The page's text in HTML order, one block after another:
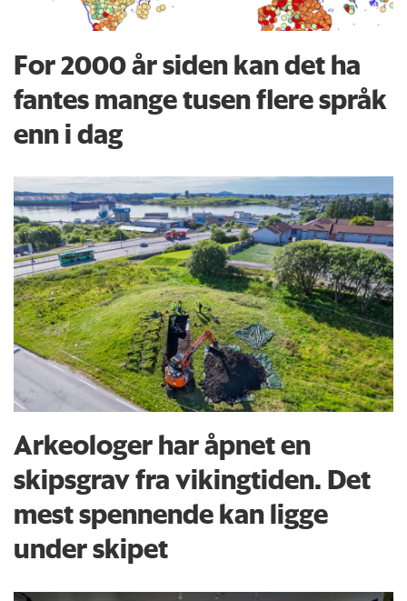
For 2000 år siden kan det ha
fantes mange tusen flere språk
enn i dag
Arkeologer har åpnet en
skipsgrav fra vikingtiden. Det
mest spennende kan ligge
under skipet